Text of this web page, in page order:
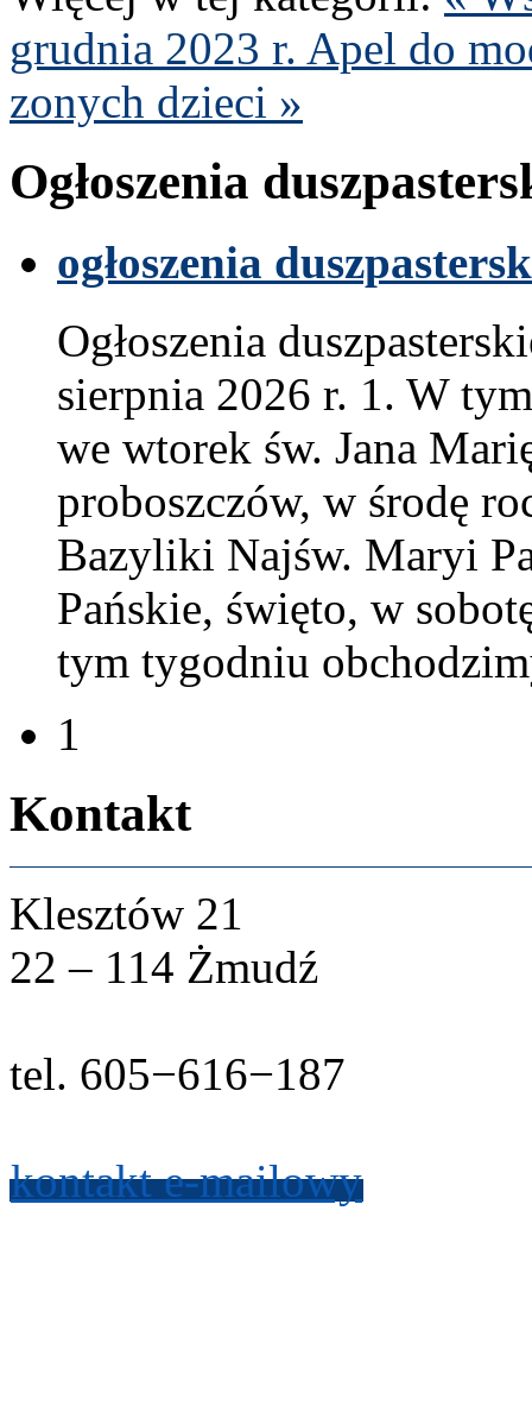
grud­nia 2023 r. Apel do
zonych dzieci »
Ogłoszenia
ogłoszenia
Ogłoszenia
sierp­nia 2026 r. 1. W
we wtorek św. Jana
pro­boszczów, w środę
Bazy­liki Najśw. Maryi
Pańskie, święto, w
tym tygod­niu
1
Kon­takt
Klesztów 21
22 – 114 Żmudź
tel. 605−616−187
kon­takt e-​mailowy